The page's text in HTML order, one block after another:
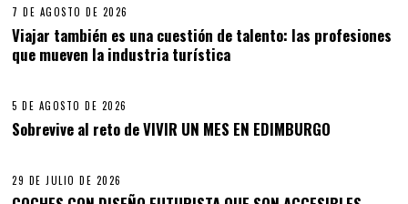
7 DE AGOSTO DE 2026
Viajar también es una cuestión de talento: las profesiones
que mueven la industria turística
5 DE AGOSTO DE 2026
Sobrevive al reto de VIVIR UN MES EN EDIMBURGO
29 DE JULIO DE 2026